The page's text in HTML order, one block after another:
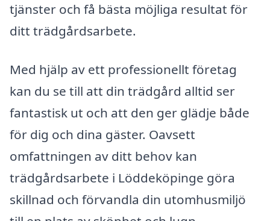
tjänster och få bästa möjliga resultat för
ditt trädgårdsarbete.
Med hjälp av ett professionellt företag
kan du se till att din trädgård alltid ser
fantastisk ut och att den ger glädje både
för dig och dina gäster. Oavsett
omfattningen av ditt behov kan
trädgårdsarbete i Löddeköpinge göra
skillnad och förvandla din utomhusmiljö